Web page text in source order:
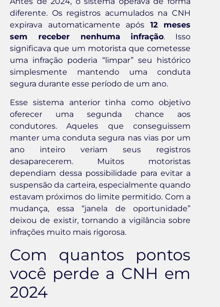
diferente. Os registros acumulados na CNH
expirava automaticamente após 12 meses
sem receber nenhuma infração. Isso
significava que um motorista que cometesse
uma infração poderia “limpar” seu histórico
simplesmente mantendo uma conduta
segura durante esse período de um ano.
Esse sistema anterior tinha como objetivo
oferecer uma segunda chance aos
condutores. Aqueles que conseguissem
manter uma conduta segura nas vias por um
ano inteiro veriam seus registros
desaparecerem. Muitos motoristas
dependiam dessa possibilidade para evitar a
suspensão da carteira, especialmente quando
estavam próximos do limite permitido. Com a
mudança, essa “janela de oportunidade”
deixou de existir, tornando a vigilância sobre
infrações muito mais rigorosa.
Com quantos pontos
você perde a CNH em
2024